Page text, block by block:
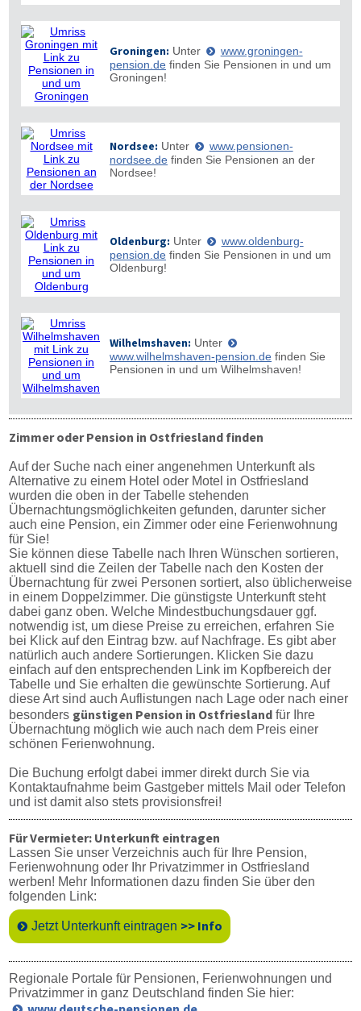
Groningen: Unter
www.groningen-
pension.de finden Sie Pensionen in und um
Groningen!
Nordsee: Unter
www.pensionen-
nordsee.de finden Sie Pensionen an der
Nordsee!
Oldenburg: Unter
www.oldenburg-
pension.de finden Sie Pensionen in und um
Oldenburg!
Wilhelmshaven: Unter
www.wilhelmshaven-pension.de finden Sie
Pensionen in und um Wilhelmshaven!
Zimmer oder Pension in Ostfriesland finden
Auf der Suche nach einer angenehmen Unterkunft als
Alternative zu einem Hotel oder Motel in Ostfriesland
wurden die oben in der Tabelle stehenden
Übernachtungsmöglichkeiten gefunden, darunter sicher
auch eine Pension, ein Zimmer oder eine Ferienwohnung
für Sie!
Sie können diese Tabelle nach Ihren Wünschen sortieren,
aktuell sind die Zeilen der Tabelle nach den Kosten der
Übernachtung für zwei Personen sortiert, also üblicherweise
in einem Doppelzimmer. Die günstigste Unterkunft steht
dabei ganz oben. Welche Mindestbuchungsdauer ggf.
notwendig ist, um diese Preise zu erreichen, erfahren Sie
bei Klick auf den Eintrag bzw. auf Nachfrage. Es gibt aber
natürlich auch andere Sortierungen. Klicken Sie dazu
einfach auf den entsprechenden Link im Kopfbereich der
Tabelle und Sie erhalten die gewünschte Sortierung. Auf
diese Art sind auch Auflistungen nach Lage oder nach einer
besonders günstigen Pension in Ostfriesland für Ihre
Übernachtung möglich wie auch nach dem Preis einer
schönen Ferienwohnung.
Die Buchung erfolgt dabei immer direkt durch Sie via
Kontaktaufnahme beim Gastgeber mittels Mail oder Telefon
und ist damit also stets provisionsfrei!
Für Vermieter: Unterkunft eintragen
Lassen Sie unser Verzeichnis auch für Ihre Pension,
Ferienwohnung oder Ihr Privatzimmer in Ostfriesland
werben! Mehr Informationen dazu finden Sie über den
folgenden Link:
Jetzt Unterkunft eintragen >> Info
Regionale Portale für Pensionen, Ferienwohnungen und
Privatzimmer in ganz Deutschland finden Sie hier: